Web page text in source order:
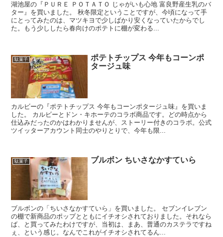
湖池屋の『ＰＵＲＥ ＰＯＴＡＴＯ じゃがいも心地 富良野産生乳のバ
ター』を買いました。 秋冬限定ということですが、今頃になって手
にとってみたのは、マツキヨで少しばかり安くなっていたからでし
た。もう少ししたら春向けのポテトに棚が変わる...
駄菓子
ポテトチップス 今年もコーンポ
タージュ味
カルビーの『ポテトチップス 今年もコーンポタージュ味』を買いま
した。 カルビーとドン・キホーテのコラボ商品です。どの時点から
仕込みだったのかはわかりませんが、ストーリー付きのコラボ。公式
ツイッターアカウント同士のやりとりで、今年も限...
駄菓子 ブルボン ちいさなかすていら
ブルボンの「ちいさなかすていら」を買いました。 セブンイレブン
の棚で新商品のポップとともにイチオシされておりました。それなら
ば、と買ってみたわけですが、当初は、まあ、普通のカステラですね
ぇ、という感じ。なんでこれがイチオシされてるん...